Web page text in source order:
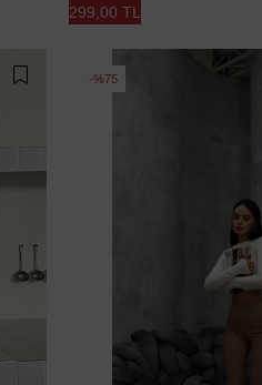
299,00 TL
%75